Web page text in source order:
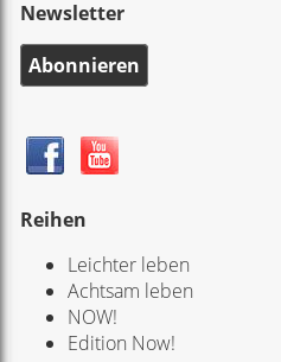
Newsletter
Abonnieren
Reihen
Leichter leben
Achtsam leben
NOW!
Edition Now!